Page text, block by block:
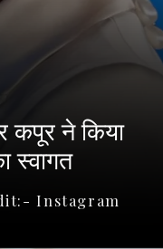
Instagram
कपूर ने किया
स्वागत